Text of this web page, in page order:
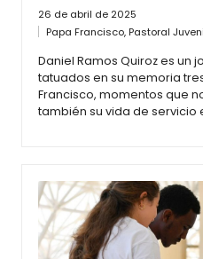
26 de abril de 2025
Papa Francisco,Pastoral
Daniel Ramos Quiroz es un
tatuados en su memoria
Francisco, momentos que
también su vida de servicio